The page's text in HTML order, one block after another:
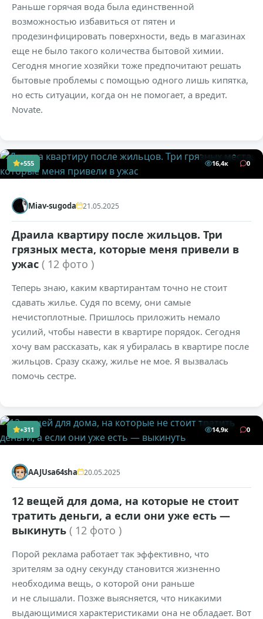
Раньше горячая вода была единственной
возможностью избавиться от пятен и
продезинфицировать поверхности, ведь в магазинах
еще не было такого количества бытовой химии.
Сегодня многие хозяйки тоже предпочитают решать
бытовые проблемы с помощью одного лишь кипятка,
но есть ситуации, когда он не помогает, а вредит.
Novate.
+555 16,4к 0
Miav-sugoda 21.05.2025
Драила квартиру после жильцов. Три
грязных места, которые меня привели в
ужас ( 12 фото )
Теперь знаю, каким квартирантам точно не стоит
сдавать жилье. Судя по всему, они самые
нечистоплотные. Пришлось приложить немало
усилий, чтобы навести в квартире порядок. Сегодня
хочу вам рассказать, как я убиралась в квартире после
жильцов. Сразу скажу, жилье не мое. Я вызвалась
помочь сестре.
+311 14,9к 0
AAJUsa64sha 20.05.2025
12 вещей для дома, на которые не стоит
тратить деньги, а если они уже есть —
выкинуть ( 12 фото )
Порой реклама работает так эффективно, что
зрителям за одну секунду становится жизненно
необходима вещь, о которой они раньше
и не слышали. Позже выясняется, что никакими
выдающимися характеристиками она не обладает. Вот